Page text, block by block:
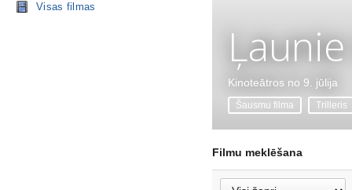
Visas filmas
Kinoteātros no 9. jūlija
Šausmu filma Trilleris
Filmu meklēšana